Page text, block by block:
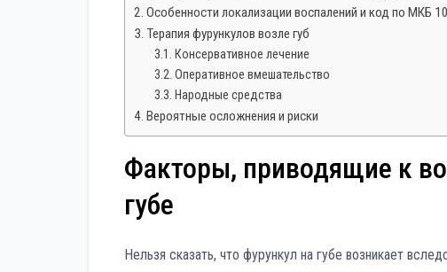
Особенности локализации воспалений и код по МКБ 10
Терапия фурункулов возле губ
Консервативное лечение
Оперативное вмешательство
Народные средства
Вероятные осложнения и риски
Факторы, приводящие к
губе
Нельзя сказать, что фурункул на губе возникает